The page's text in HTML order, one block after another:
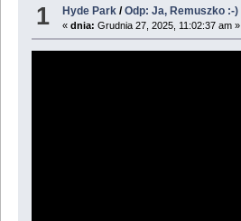
1 Hyde Park /Odp: Ja, Remuszko :-)
«dnia: Grudnia 27, 2025, 11:02:37 am »